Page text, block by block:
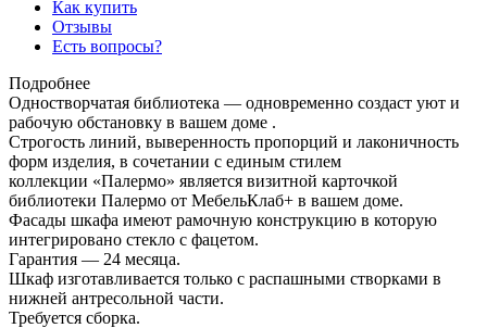
Как купить
Отзывы
Есть вопросы?
Подробнее
Одностворчатая библиотека — одновременно создаст уют и
рабочую обстановку в вашем доме .
Строгость линий, выверенность пропорций и лаконичность
форм изделия, в сочетании с единым стилем
коллекции «Палермо» является визитной карточкой
библиотеки Палермо от МебельКлаб+ в вашем доме.
Фасады шкафа имеют рамочную конструкцию в которую
интегрировано стекло с фацетом.
Гарантия — 24 месяца.
Шкаф изготавливается только с распашными створками в
нижней антресольной части.
Требуется сборка.